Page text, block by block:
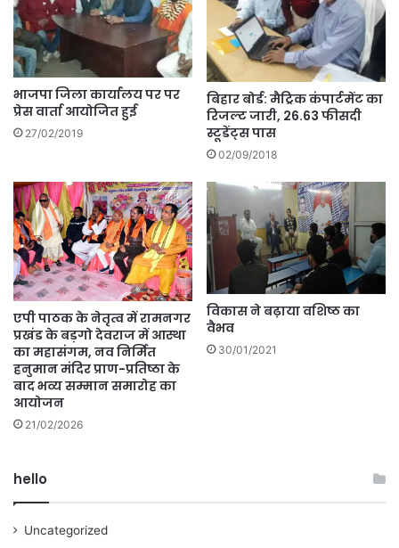
भाजपा जिला कार्यालय पर पर
प्रेस वार्ता आयोजित हुई
27/02/2019
बिहार बोर्ड: मैट्रिक कंपार्टमेंट का
रिजल्ट जारी, 26.63 फीसदी
स्टूडेंट्स पास
02/09/2018
एपी पाठक के नेतृत्व में रामनगर
प्रखंड के बड़गो देवराज में आस्था
का महासंगम, नव निर्मित
हनुमान मंदिर प्राण-प्रतिष्ठा के
बाद भव्य सम्मान समारोह का
आयोजन
21/02/2026
विकास ने बढ़ाया वशिष्ठ का
वैभव
30/01/2021
hello
Uncategorized